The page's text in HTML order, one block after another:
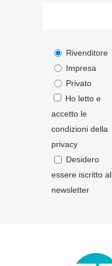
Rivenditore
Impresa
Privato
Ho letto e
accetto le
condizioni della
privacy
Desidero
essere iscritto
newsletter